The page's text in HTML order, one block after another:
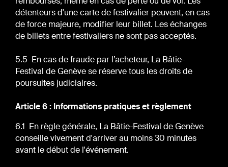
détenteurs d'une carte de festivalier peuvent, en cas
de force majeure, modifier leur billet. Les échanges
de billets entre festivaliers ne sont pas acceptés.
5.5 En cas de fraude par l’acheteur, La Bâtie-
Festival de Genève se réserve tous les droits de
poursuites judiciaires.
Article 6 : Informations pratiques et règlement
6.1 En règle générale, La Bâtie-Festival de Genève
conseille vivement d'arriver au moins 30 minutes
avant le début de l'événement.